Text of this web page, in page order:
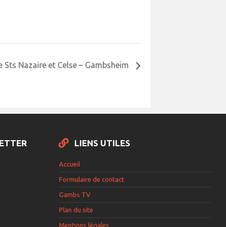
Nazaire et Celse – Gambsheim
LIENS UTILES
Accueil
Formulaire de contact
Gambs TV
Plan du site
Mentions légales